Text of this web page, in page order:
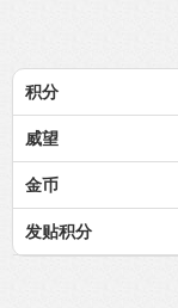
积分
威望
金币
发贴积分